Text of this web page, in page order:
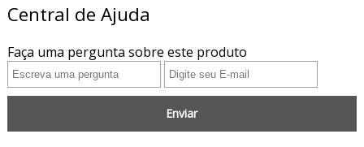
Central de Ajuda
Faça uma pergunta sobre este produto
Enviar